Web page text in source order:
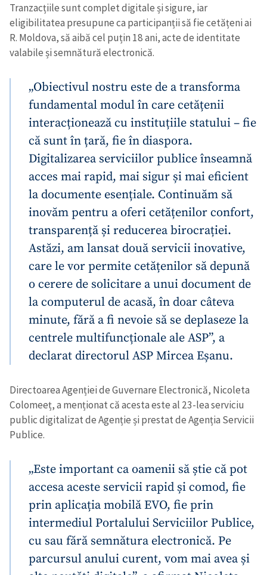
Trimite o informație
Tranzacțiile sunt complet digitale și sigure, iar
eligibilitatea presupune ca participanții să fie cetățeni ai
R. Moldova, să aibă cel puțin 18 ani, acte de identitate
valabile și semnătură electronică.
„Obiectivul nostru este de a transforma
fundamental modul în care cetățenii
interacționează cu instituțiile statului – fie
că sunt în țară, fie în diaspora.
Digitalizarea serviciilor publice înseamnă
acces mai rapid, mai sigur și mai eficient
la documente esențiale. Continuăm să
inovăm pentru a oferi cetățenilor confort,
transparență și reducerea birocrației.
Astăzi, am lansat două servicii inovative,
care le vor permite cetățenilor să depună
o cerere de solicitare a unui document de
la computerul de acasă, în doar câteva
minute, fără a fi nevoie să se deplaseze la
centrele multifuncționale ale ASP”, a
declarat directorul ASP Mircea Eșanu.
Directoarea Agenției de Guvernare Electronică, Nicoleta
Colomeeț, a menționat că acesta este al 23-lea serviciu
public digitalizat de Agenție și prestat de Agenția Servicii
Publice.
„Este important ca oamenii să știe că pot
accesa aceste servicii rapid și comod, fie
prin aplicația mobilă EVO, fie prin
intermediul Portalului Serviciilor Publice,
cu sau fără semnătura electronică. Pe
parcursul anului curent, vom mai avea și